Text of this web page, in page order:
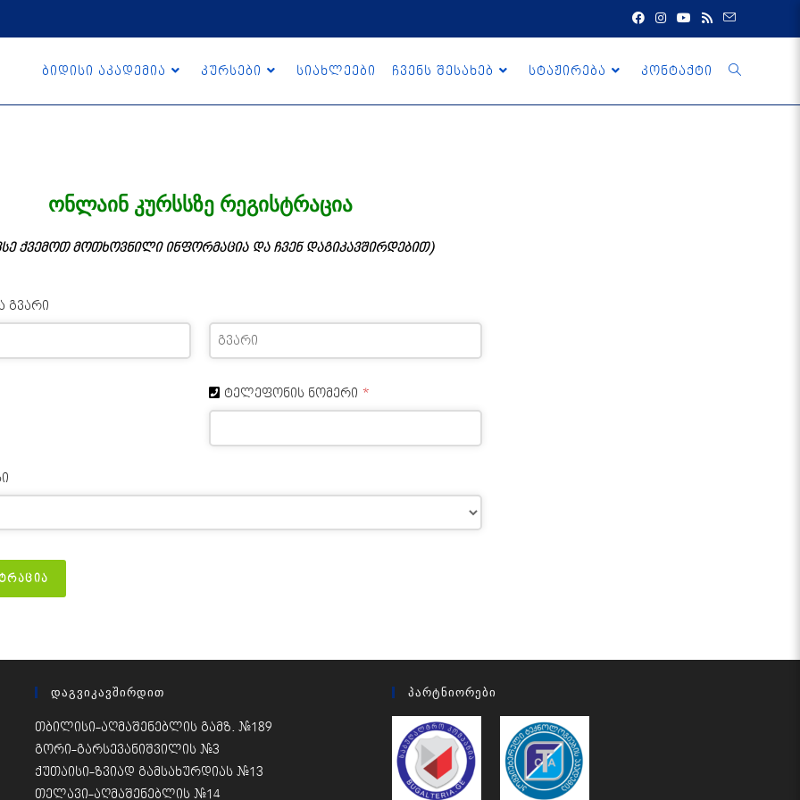
ბიდისი აკადემია კურსები სიახლეები ჩვენს შესახებ სტაჟირება კონტაქტი
ონლაინ კურსსზე რეგისტრაცია
ქვემოთ მოთხოვნილი ინფორმაცია და ჩვენ დაგიკავშირდებით)
გვარი
ტელეფონის ნომერი *
Დაგვიკავშირდით
თბილისი-აღმაშენებლის გამზ. #189
გორი-გარსევანიშვილის #3
ქუთაისი-ზვიად გამსახურდიას #13
თელავი-აღმაშენებლის #14
Პარტნიორები